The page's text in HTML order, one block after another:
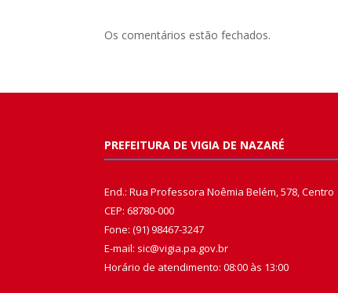
Os comentários estão fechados.
PREFEITURA DE VIGIA DE NAZARÉ
End.: Rua Professora Noêmia Belém, 578, Centro
CEP: 68780-000
Fone: (91) 98467-3247
E-mail: sic@vigia.pa.gov.br
Horário de atendimento: 08:00 às 13:00